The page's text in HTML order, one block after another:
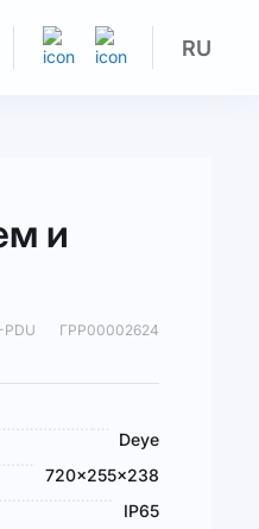
RU
и
PDU ГРР00002624
Deye
720x255x238
IP65